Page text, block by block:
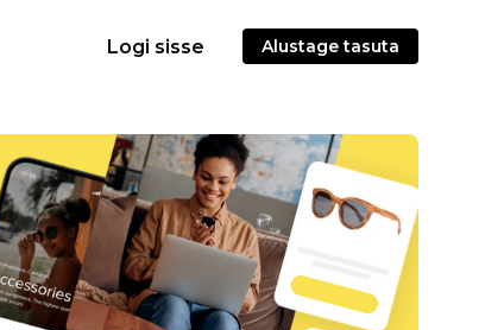
Logi sisse Alustage tasuta